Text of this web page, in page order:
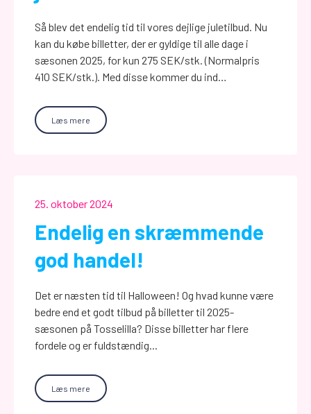
Så blev det endelig tid til vores dejlige juletilbud. Nu
kan du købe billetter, der er gyldige til alle dage i
sæsonen 2025, for kun 275 SEK/stk. (Normalpris
410 SEK/stk.). Med disse kommer du ind…
Læs mere
25. oktober 2024
Endelig en skræmmende
god handel!
Det er næsten tid til Halloween! Og hvad kunne være
bedre end et godt tilbud på billetter til 2025-
sæsonen på Tosselilla? Disse billetter har flere
fordele og er fuldstændig...
Læs mere